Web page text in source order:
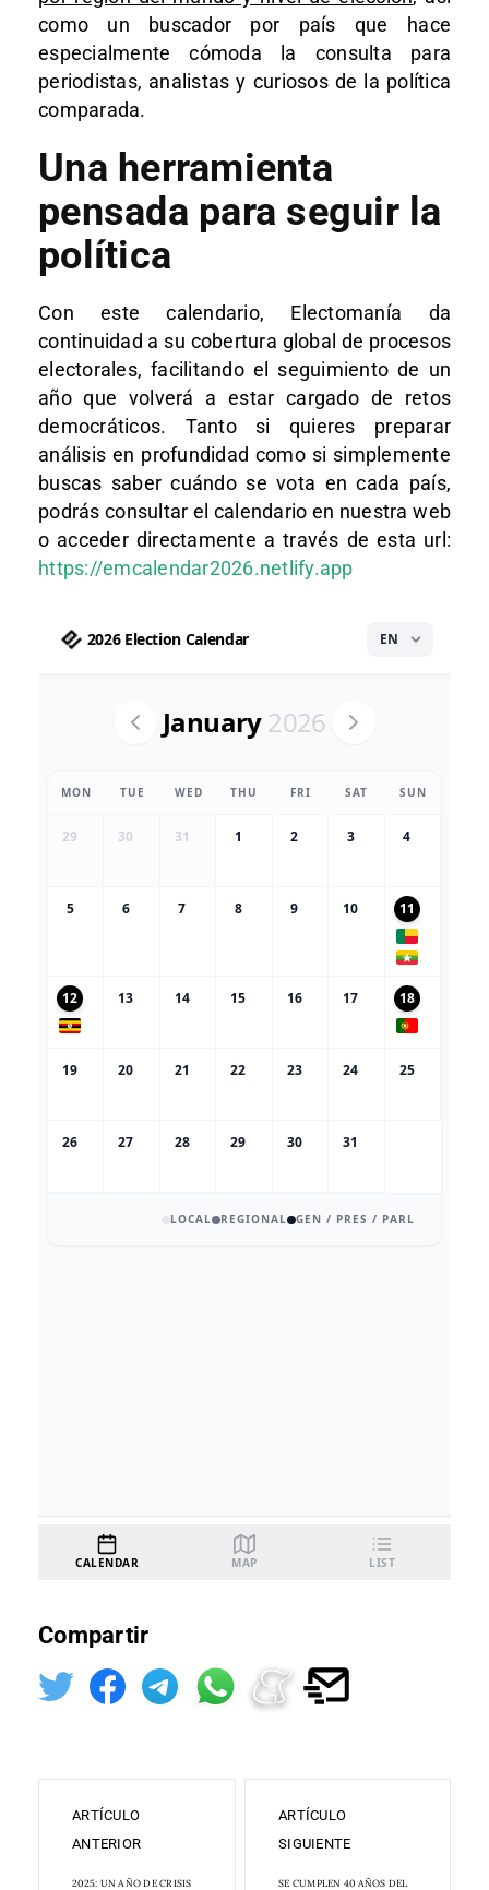
como un buscador por país que hace
especialmente cómoda la consulta para
periodistas, analistas y curiosos de la política
comparada.
Una herramienta
pensada para seguir la
política
Con este calendario, Electomanía da
continuidad a su cobertura global de procesos
electorales, facilitando el seguimiento de un
año que volverá a estar cargado de retos
democráticos. Tanto si quieres preparar
análisis en profundidad como si simplemente
buscas saber cuándo se vota en cada país,
podrás consultar el calendario en nuestra web
o acceder directamente a través de esta url:
https://emcalendar2026.netlify.app
Compartir
ARTÍCULO
ANTERIOR
2025: UN AÑO DE CRISIS
ARTÍCULO
SIGUIENTE
SE CUMPLEN 40 AÑOS DEL